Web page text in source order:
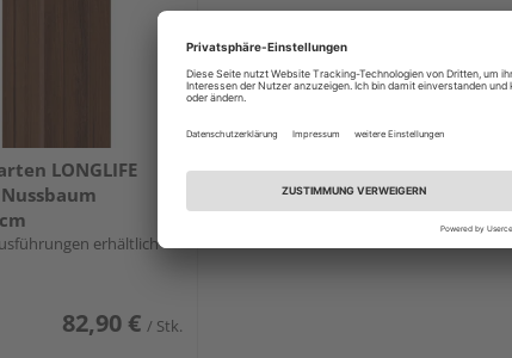
LONGLIFE
erhältlich
82,90 € / Stk.